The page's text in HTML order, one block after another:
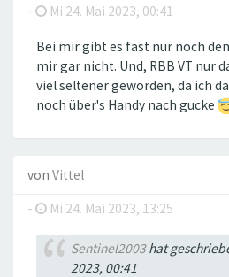
-
Mi 24. Mai 2023, 00:41
Bei mir gibt es fast nur noch
mir gar nicht. Und, RBB VT nur
viel seltener geworden, da ich
noch über's Handy nach gucke
von Vittel
-
Mi 24. Mai 2023, 13:25
Sentinel2003hat
2023, 00:41